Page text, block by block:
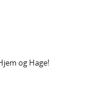
og Hage!